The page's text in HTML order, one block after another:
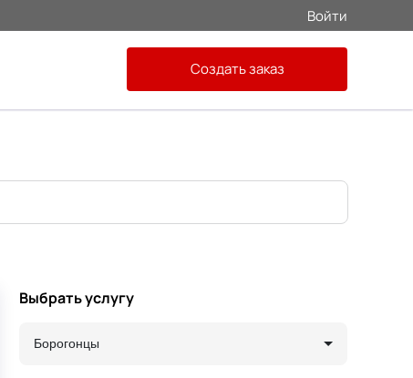
Войти
Создать заказ
Выбрать услугу
Борогонцы